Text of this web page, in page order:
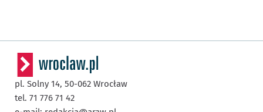
pl. Solny 14, 50-062 Wrocław
tel. 71 776 71 42